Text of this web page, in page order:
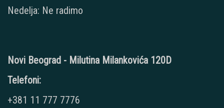
Nedelja: Ne radimo
Novi Beograd - Milutina Milankovića 120D
Telefoni:
+381 11 777 7776